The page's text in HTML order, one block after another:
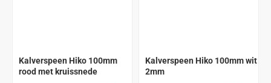
Kalverspeen Hiko 100mm
rood met kruissnede
Kalverspeen Hiko 100mm wit
2mm